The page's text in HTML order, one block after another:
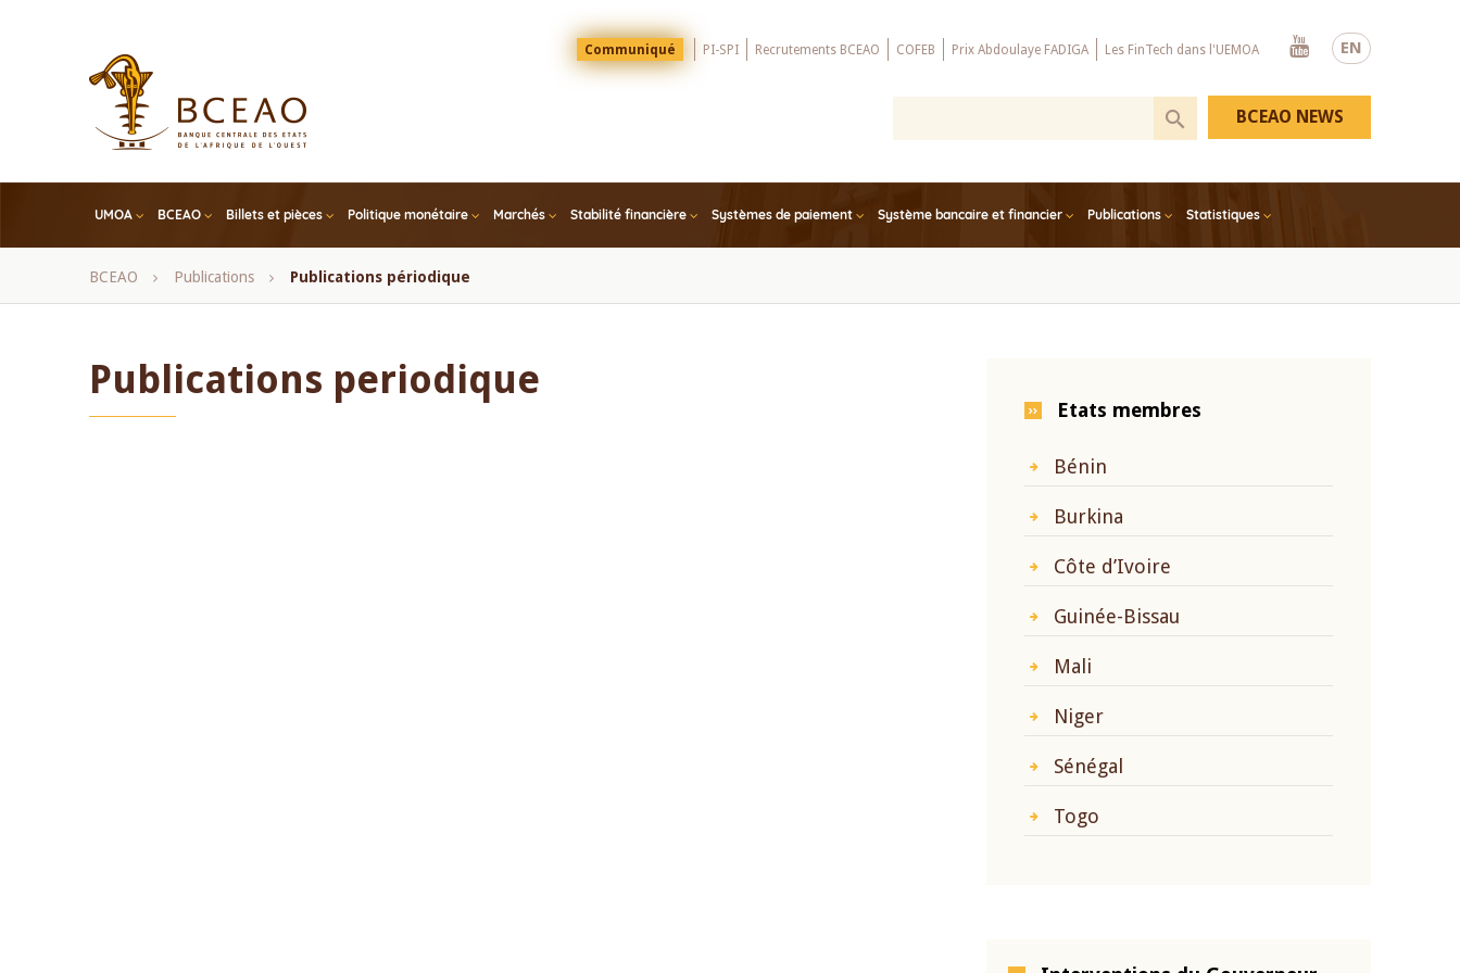
EN
Menu
Top
Communiqué PI-SPI Recrutements BCEAO COFEB Prix Abdoulaye FADIGA Les FinTech dans l'UEMOA
Youtube
UMOA BCEAO Billets et pièces Politique monétaire Marchés Stabilité financière Systèmes de paiement Système bancaire et financier Publications Statistiques
BCEAO NEWS
Fil
BCEAO Publications Publications périodique
Publications periodique
Etats membres
Bénin
Burkina
Côte d’Ivoire
Guinée-Bissau
Mali
Niger
Sénégal
Togo